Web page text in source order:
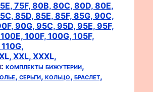
75F, 80B, 80C, 80D, 80E,
85D, 85E, 85F, 85G, 90C,
90G, 95C, 95D, 95E, 95F,
100E, 100F, 100G, 105F,
110G,
XXL, XXXL,
комплекты бижутерии,
серьги, кольцо, браслет,